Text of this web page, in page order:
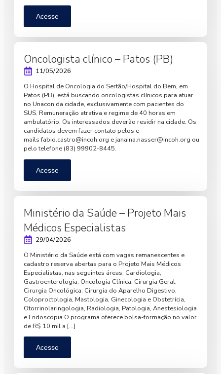
Acesse
Oncologista clínico – Patos (PB)
11/05/2026
O Hospital de Oncologia do Sertão/Hospital do Bem, em
Patos (PB), está buscando oncologistas clínicos para atuar
no Unacon da cidade, exclusivamente com pacientes do
SUS. Remuneração atrativa e regime de 40 horas em
ambulatório. Os interessados deverão residir na cidade. Os
candidatos devem fazer contato pelos e-
mailsfabio.castro@incoh.org ejanaina.nasser@incoh.org ou
pelo telefone (83) 99902-8445.
Acesse
Ministério da Saúde – Projeto Mais
Médicos Especialistas
29/04/2026
O Ministério da Saúde está com vagas remanescentes e
cadastro reserva abertas para o Projeto Mais Médicos
Especialistas, nas seguintes áreas: Cardiologia,
Gastroenterologia, Oncologia Clínica, Cirurgia Geral,
Cirurgia Oncológica, Cirurgia do Aparelho Digestivo,
Coloproctologia, Mastologia, Ginecologia e Obstetrícia,
Otorrinolaringologia, Radiologia, Patologia, Anestesiologia
e Endoscopia O programa oferece bolsa-formação no valor
de R$ 10 mil a […]
Acesse